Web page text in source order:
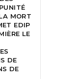
MORT
EDIP
LE
DE
DE